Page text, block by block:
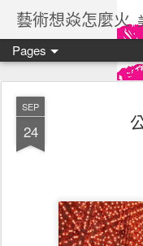
藝術想焱怎麼火
Pages
SEP
24